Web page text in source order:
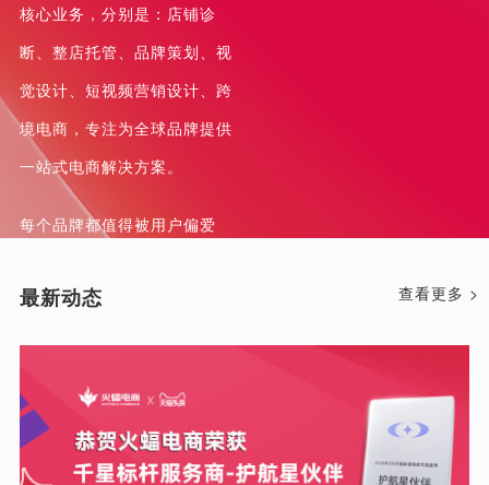
核心业务，分别是：店铺诊
断、整店托管、品牌策划、视
觉设计、短视频营销设计、跨
境电商，专注为全球品牌提供
一站式电商解决方案。
每个品牌都值得被用户偏爱
最新动态 查看更多 >